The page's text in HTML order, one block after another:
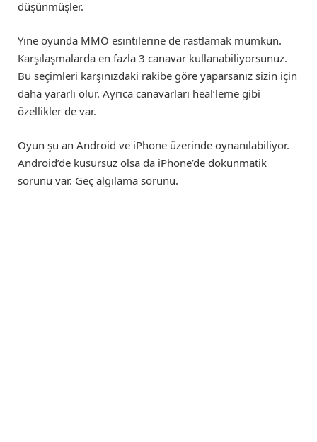
düşünmüşler.
Yine oyunda MMO esintilerine de rastlamak mümkün.
Karşılaşmalarda en fazla 3 canavar kullanabiliyorsunuz.
Bu seçimleri karşınızdaki rakibe göre yaparsanız sizin için
daha yararlı olur. Ayrıca canavarları heal’leme gibi
özellikler de var.
Oyun şu an Android ve iPhone üzerinde oynanılabiliyor.
Android’de kusursuz olsa da iPhone’de dokunmatik
sorunu var. Geç algılama sorunu.